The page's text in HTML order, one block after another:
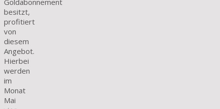
besitzt,
profitiert
von
diesem
Angebot.
Hierbei
werden
im
Monat
Mai